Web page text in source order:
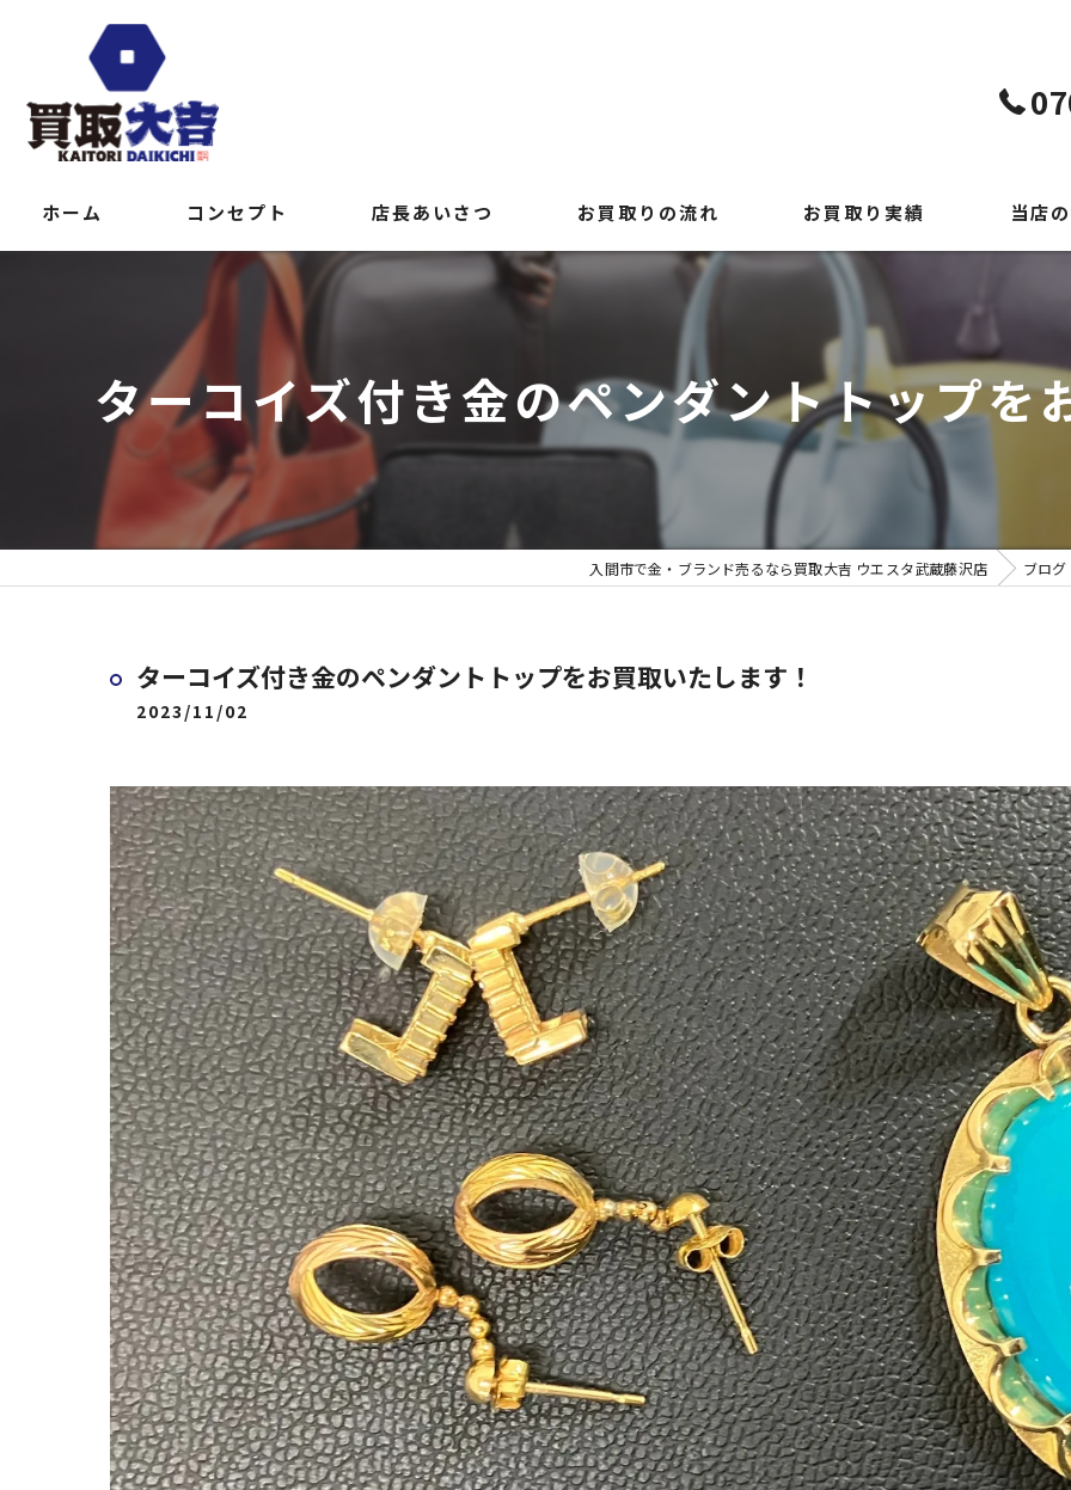
ホーム コンセプト 店長あいさつ お買取りの流れ お買取り実績 当店
時計
ブランド
不用品買
ターコイズ付き金のペンダントトップを
入間市で金・ブランド売るなら買取大吉 ウエスタ武蔵藤沢店 ブログ
ターコイズ付き金のペンダントトップをお買取いたします！
2023/11/02